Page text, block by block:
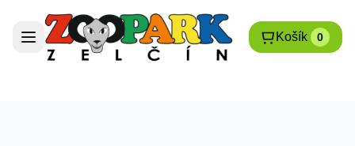
Košík 0